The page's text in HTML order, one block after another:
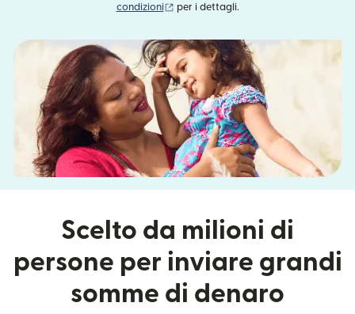
condizioni
(si apre in una nuova finestra)
per i dettagli.
Scelto da milioni di
persone per inviare grandi
somme di denaro